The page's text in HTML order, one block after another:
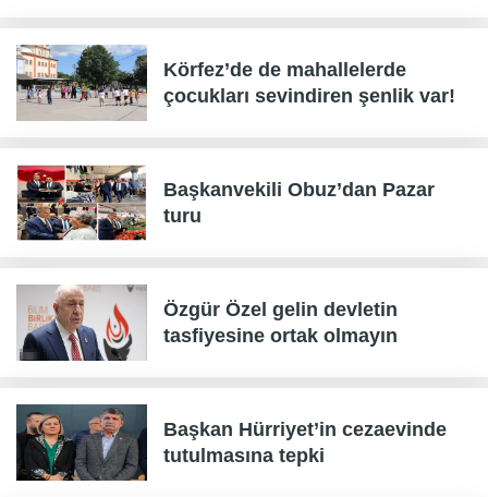
Körfez’de de mahallelerde
çocukları sevindiren şenlik var!
Başkanvekili Obuz’dan Pazar
turu
Özgür Özel gelin devletin
tasfiyesine ortak olmayın
Başkan Hürriyet’in cezaevinde
tutulmasına tepki